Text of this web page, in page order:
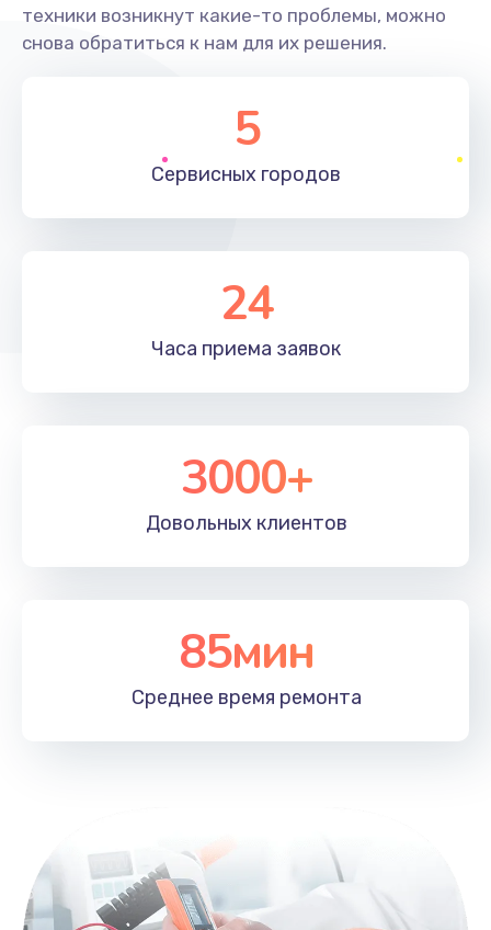
техники возникнут какие-то проблемы, можно
снова обратиться к нам для их решения.
5
Сервисных городов
24
Часа приема заявок
3000+
Довольных клиентов
85мин
Среднее время ремонта